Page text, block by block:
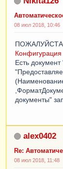
08 июл 2018, 10:46
Конфигурация
Есть
документы"
alex0402
Re:
08 июл 2018, 11:48